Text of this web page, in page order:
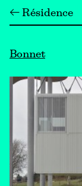
← Résidence
Bonnet